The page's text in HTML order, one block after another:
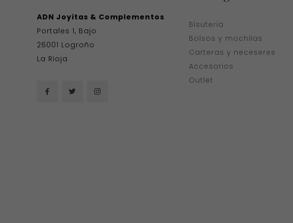
ADN Joyitas & Complementos
Portales 1, Bajo
26001 Logroño
La Rioja
Bisuteria
Bolsos y mochilas
Carteras y neceseres
Accesorios
Outlet